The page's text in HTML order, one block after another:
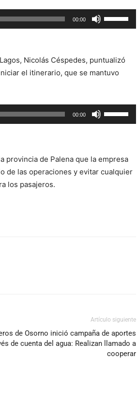
00:00
las
flecha
arriba/abajo
aumentar
o
Nicolás Céspedes, puntualizó
el itinerario, que se mantuvo
00:00
las
flecha
arriba/abajo
provincia de Palena que la empresa
de las operaciones y evitar cualquier
los pasajeros.
Artículo siguiente
de Osorno inició campaña de aportes
de cuenta del agua: Realizan llamado a
cooperar